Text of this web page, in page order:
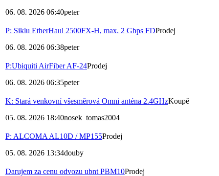
06. 08. 2026 06:40peter
P: Siklu EtherHaul 2500FX-H, max. 2 Gbps FDProdej
06. 08. 2026 06:38peter
P:Ubiquiti AirFiber AF-24Prodej
06. 08. 2026 06:35peter
K: Stará venkovní všesměrová Omni anténa 2.4GHzKoupě
05. 08. 2026 18:40nosek_tomas2004
P: ALCOMA AL10D / MP155Prodej
05. 08. 2026 13:34douby
Darujem za cenu odvozu ubnt PBM10Prodej